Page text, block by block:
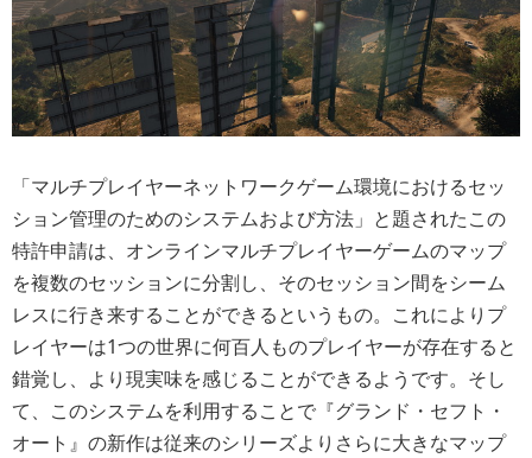
「マルチプレイヤーネットワークゲーム環境におけるセッ
ション管理のためのシステムおよび方法」と題されたこの
特許申請は、オンラインマルチプレイヤーゲームのマップ
を複数のセッションに分割し、そのセッション間をシーム
レスに行き来することができるというもの。これによりプ
レイヤーは1つの世界に何百人ものプレイヤーが存在すると
錯覚し、より現実味を感じることができるようです。そし
て、このシステムを利用することで『グランド・セフト・
オート』の新作は従来のシリーズよりさらに大きなマップ